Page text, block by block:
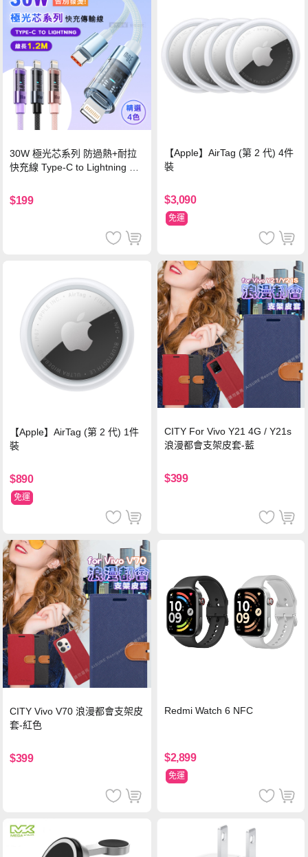
30W 極光芯系列 防過熱+耐拉
快充線 Type-C to Lightning 傳
$199
【Apple】AirTag (第 2 代) 4件
裝
$3,090
免運
【Apple】AirTag (第 2 代) 1件
裝
$890
免運
CITY For Vivo Y21 4G / Y21s
浪漫都會支架皮套-藍
$399
CITY Vivo V70 浪漫都會支架皮
套-紅色
$399
Redmi Watch 6 NFC
$2,899
免運